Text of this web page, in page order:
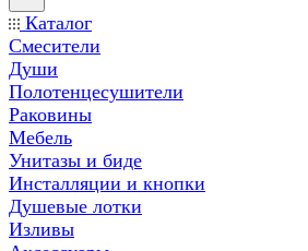
Каталог
Смесители
Души
Полотенцесушители
Раковины
Мебель
Унитазы и биде
Инсталляции и кнопки
Душевые лотки
Изливы